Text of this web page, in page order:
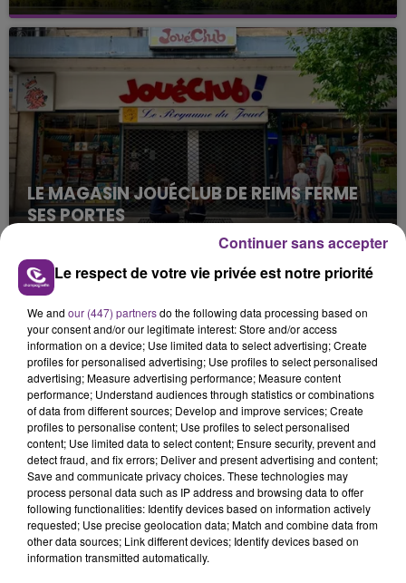
Cela fait déjà une semaine que la centrale
nucléaire ardennaise est à l'arrêt. Une situation
justifiée par la sécheresse intense qui est toujours
présente.
LE MAGASIN JOUÉCLUB DE REIMS FERME
SES PORTES
C'était l'une des institutions du centre-ville
rémois. Le magasin JouéClub est contraint de
fermer ses portes.
TITRES DIFFUSÉS
14h10
14h10
TAYLOR SWIFT
I Knew It, I Knew You
14h06
14h06
CELINE DION
On Ne Change Pas
Le respect de votre vie privée est notre priorité
We and our (447) partnersdo the following data processing based on
your consent and/or our legitimate interest: Store and/or access
information on a device; Use limited data to select advertising; Create
profiles for personalised advertising; Use profiles to select personalised
advertising; Measure advertising performance; Measure content
performance; Understand audiences through statistics or combinations
of data from different sources; Develop and improve services; Create
profiles to personalise content; Use profiles to select personalised
content; Use limited data to select content; Ensure security, prevent and
detect fraud, and fix errors; Deliver and present advertising and content;
Save and communicate privacy choices. These technologies may
process personal data such as IP address and browsing data to offer
following functionalities: Identify devices based on information actively
requested; Use precise geolocation data; Match and combine data from
other data sources; Link different devices; Identify devices based on
information transmitted automatically.
Continuer sans accepter